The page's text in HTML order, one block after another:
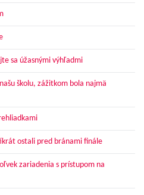
sa úžasnými výhľadmi
školu, zážitkom bola najmä
ostali pred bránami finále
zariadenia s prístupom na